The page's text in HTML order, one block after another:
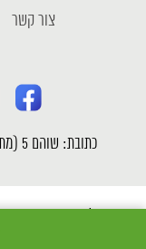
צור קשר
כתובת: שוהם 5 (מתחם הבורסה) רמת גן | טלפון: 03-6161340